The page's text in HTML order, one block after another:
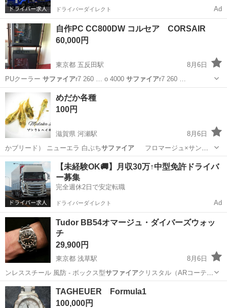
ドライバーダイレクト Ad
自作PC CC800DW コルセア CORSAIR
60,000円
東京都 五反田駅
8月6日
PUクーラー サファイアr7 260 … o 4000 サファイアr7 260 …
東京 品川区 五反田駅
めだか各種
100円
滋賀県 河瀬駅
8月6日
かブリード） ニューエラ 白ぶちサファイアフロマージュ×サンシ
ャイン …
滋賀 彦根市 河瀬駅 その他
【未経験OK🚚】月収30万↑中型免許ドライバ
ー募集
完全週休2日で安定転職
ドライバーダイレクト Ad
Tudor BB54オマージュ・ダイバーズウォッ
チ
29,900円
東京都 浅草駅
8月6日
ンレススチール 風防 - ボックス型サファイアクリスタル（ARコーティ
ング） ブレ…
東京 台東区
TAGHEUER Formula1
100,000円